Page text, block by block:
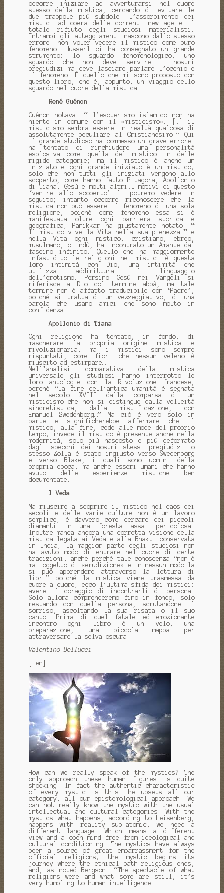
occorre iniziare ad avventurarsi nel cuore
stesso della mistica, cercando di evitare le
due trappole più subdole: l’assorbimento dei
mistici ad opera delle correnti new age e il
totale rifiuto degli studiosi materialisti.
Entrambi gli atteggiamenti nascono dallo stesso
errore: non voler vedere il mistico come puro
fenomeno. Husserl ci ha consegnato un grande
strumento: lo sguardo fenomenologico, uno
sguardo che non deve servire i nostri
pregiudizi ma deve lasciare parlare l’occhio e
il fenomeno. È quello che mi sono proposto con
questo libro, che è, appunto, un viaggio dello
sguardo nel cuore della mistica.
René Guénon
Guénon notava: “ l’esoterismo islamico non ha
niente in comune con il «misticismo». […] il
misticismo sembra essere in realtà qualcosa di
assolutamente peculiare al Cristianesimo.” Qui
il grande studioso ha commesso un grave errore:
ha tentato di rinchiudere una personalità
esplosiva come quella del mistico in delle
rigide categorie; ma il mistico è anche un
iniziato e ogni grande iniziato è un mistico;
solo che non tutti gli iniziati vengono allo
scoperto, come hanno fatto Pitagora, Apollonio
di Tiana, Gesù e molti altri…I motivi di questo
‘venire allo scoperto’ li potremo vedere in
seguito; intanto occorre riconoscere che la
mistica non può essere il fenomeno di una sola
religione, poiché come fenomeno essa si è
manifestata oltre ogni barriera storica e
geografica; Panikkar ha giustamente notato: “
Il mistico vive la Vita nella sua pienezza…” e
nella Vita ogni mistico, cristiano, ebreo,
musulmano, o indù, ha incontrato un Amante dal
fascino infinito. Quello che ha maggiormente
infastidito le religioni nei mistici è questa
loro intimità con Dio, una intimità che
utilizza addirittura il linguaggio
dell’erotismo. Persino Gesù nei Vangeli si
riferisce a Dio col termine abbà, ma tale
termine non è affatto traducibile con ‘Padre’,
poiché si tratta di un vezzeggiativo, di una
parola che usano amici che sono molto in
confidenza.
Apollonio di Tiana
Ogni religione ha tentato, in fondo, di
mascherare la propria origine mistica e
rivoluzionaria, ma i mistici sono sempre
rispuntati, come fiori che nessun veleno è
riuscito ad estirpare…
Nell’analisi comparativa della mistica
universale gli studiosi hanno interrotto le
loro antologie con la Rivoluzione francese,
perché “la fine dell’antica umanità è segnata
nel secolo XVIII dalla comparsa di un
misticismo che non si distingue dalla velleità
sincretistica, dalla mistificazione, con
Emanuel Swedenborg…” Ma ciò è vero solo in
parte e significherebbe affermare che il
mistico, alla fine, cede alle mode del proprio
tempo; invece il mistico è presente anche nella
modernità, solo più nascosto e più deformato
dagli specchi dei nostri stessi pregiudizi…Lo
stesso Zolla è stato ingiusto verso Swedenborg
e verso Blake, i quali sono uomini della
propria epoca, ma anche esseri umani che hanno
avuto delle esperienze mistiche ben
documentate.
I Veda
Ma riuscire a scoprire il mistico nel caos dei
secoli e delle varie culture non è un lavoro
semplice; è davvero come cercare dei piccoli
diamanti in una foresta assai pericolosa…
Inoltre manca ancora una corretta visione della
mistica legata ai Veda e alla Bhakti conservata
in India; la maggior parte degli studiosi non
ha avuto modo di entrare nel cuore di certe
tradizioni, anche perché tale conoscenza “non è
mai oggetto di «erudizione» e in nessun modo la
si può apprendere attraverso la lettura di
libri” poiché la mistica viene trasmessa da
cuore a cuore; ecco l’ultima sfida dei mistici:
avere il coraggio di incontrarli di persona.
Solo allora comprenderemo fino in fondo, solo
restando con quella persona, scrutandone il
sorriso, ascoltando la sua risata o il suo
canto. Prima di quel fatale ed emozionante
incontro ogni libro è un velo, una
preparazione, una piccola mappa per
attraversare la selva oscura.
Valentino Bellucci
[:en]
How can we really speak of the mystics?The
only approach these human figures is quite
shocking.
In fact the authentic characteristic
of every mystic is this: he upsets all our
category, all our epistemological approach.We
can not really know the mystic with the usual
intellectual and cultural categories.With the
mystics what happens, according to Heisenberg,
happens with reality sub-atomic, we need a
different language.Which means a different
view and a open mind free from ideological and
cultural conditioning. The mystics have always
been a source of great embarrassment for the
official religions;the mystic begins its
journey where the ethical path-religious ends,
and, as noted Bergson: “The spectacle of what
religions were and what some are still, it’s
very humbling to human intelligence.